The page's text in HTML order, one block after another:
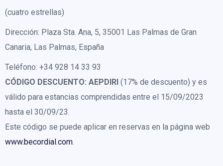
(cuatro estrellas)
Dirección: Plaza Sta. Ana, 5, 35001 Las Palmas de Gran
Canaria, Las Palmas, España
Teléfono: +34 928 14 33 93
CÓDIGO DESCUENTO: AEPDIRI (17% de descuento) y es
válido para estancias comprendidas entre el 15/09/2023
hasta el 30/09/23.
Este código se puede aplicar en reservas en la página web
www.becordial.com